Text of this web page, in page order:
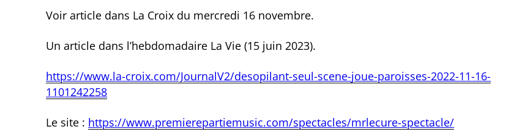
Voir article dans La Croix du mercredi 16 novembre.
Un article dans l’hebdomadaire La Vie (15 juin 2023).
https://www.la-croix.com/JournalV2/desopilant-seul-scene-joue-paroisses-2022-11-16-
1101242258
Le site : https://www.premierepartiemusic.com/spectacles/mrlecure-spectacle/